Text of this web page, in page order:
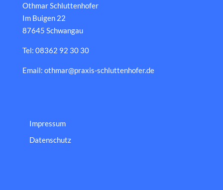
Othmar Schluttenhofer
Im Buigen 22
87645 Schwangau
Tel: 08362 92 30 30
Email: othmar@praxis-schluttenhofer.de
Impressum
Datenschutz